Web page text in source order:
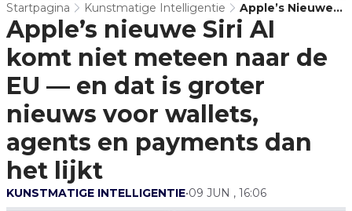
Startpagina Kunstmatige Intelligentie
Apple’s Nieuwe
Siri AI Komt Niet
Meteen Naar De
EU — En Dat Is
Groter Nieuws
Voor Wallets,
Payments Dan
Het Lijkt
Apple’s nieuwe Siri AI
komt niet meteen naar de
EU — en dat is groter
nieuws voor wallets,
agents en payments dan
het lijkt
KUNSTMATIGE INTELLIGENTIE•09 JUN , 16:06